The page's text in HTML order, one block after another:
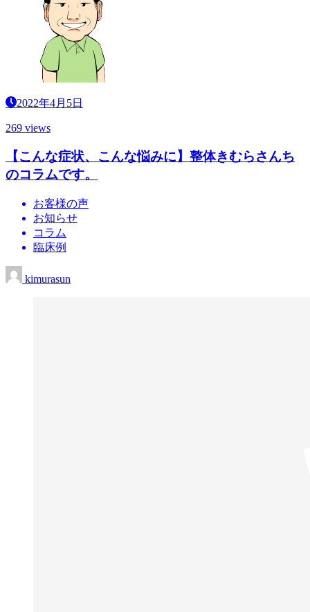
2022年4月5日
269 views
【こんな症状、こんな悩みに】整体きむらさんち
のコラムです。
お客様の声
お知らせ
コラム
臨床例
kimurasun